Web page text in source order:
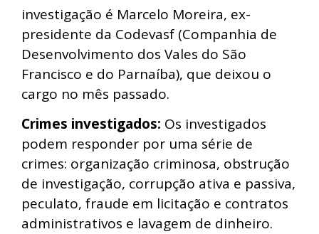
investigação é Marcelo Moreira, ex-
presidente da Codevasf (Companhia de
Desenvolvimento dos Vales do São
Francisco e do Parnaíba), que deixou o
cargo no mês passado.
Crimes investigados: Os investigados
podem responder por uma série de
crimes: organização criminosa, obstrução
de investigação, corrupção ativa e passiva,
peculato, fraude em licitação e contratos
administrativos e lavagem de dinheiro.